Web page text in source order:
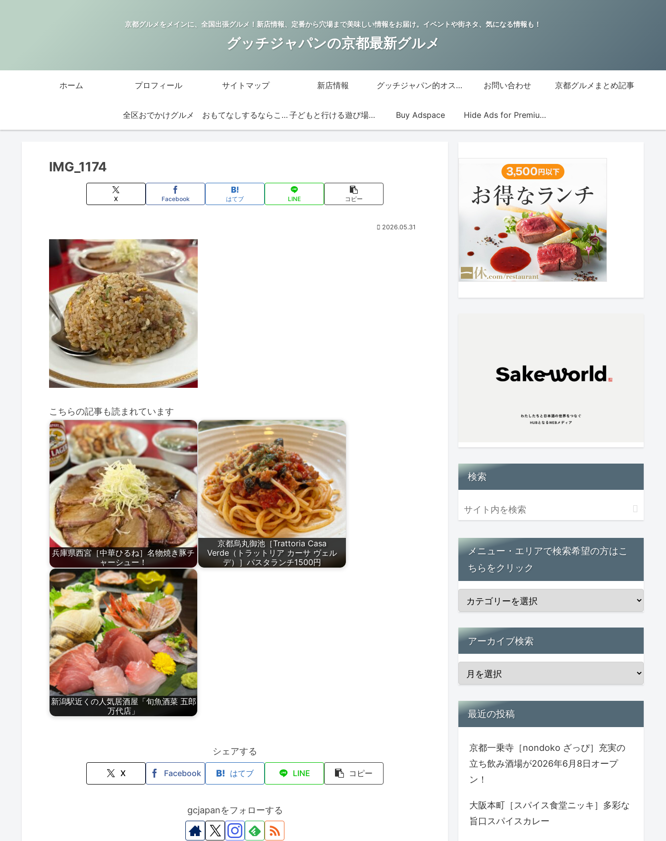
京都グルメをメインに、全国出張グルメ！新店情報、定番から穴場まで美味しい情報をお届け。イベントや街ネタ、気になる情報も！
グッチジャパンの京都最新グルメ
ホーム プロフィール サイトマップ 新店情報 グッチジャパン的オススメ店 お問い合わせ 京都グルメまとめ記事
全区おでかけグルメ おもてなしするならこの店 子どもと行ける遊び場・お店 Buy Adspace Hide Ads for Premium Members
IMG_1174
X Facebook はてブ LINE コピー
2026.05.31
こちらの記事も読まれています
兵庫県西宮［中華ひるね］名物焼き豚チ
ャーシュー！
京都烏丸御池［Trattoria Casa
Verde（トラットリア カーサ ヴェル
デ）］パスタランチ1500円
新潟駅近くの人気居酒屋「旬魚酒菜 五郎
万代店」
シェアする
X Facebook はてブ LINE コピー
gcjapanをフォローする
検索
メニュー・エリアで検索希望の方はこ
ちらをクリック
アーカイブ検索
最近の投稿
京都一乗寺［nondoko ざっぴ］充実の
立ち飲み酒場が2026年6月8日オープ
ン！
大阪本町［スパイス食堂ニッキ］多彩な
旨口スパイスカレー